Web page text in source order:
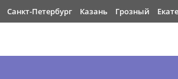
Санкт-Петербург Казань Грозный